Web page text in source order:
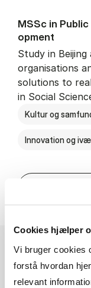
Cookies hjælper
Vi bruger cookies
forstå hvordan
relevant
MSSc in
op­ment
Study in
organisations
solutions to
in Social
Kultur og
Innovation og